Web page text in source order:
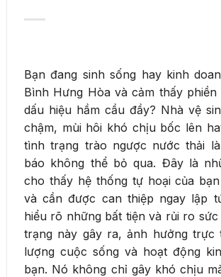
Bạn đang sinh sống hay kinh
Bình Hưng Hòa và cảm thấy
dấu hiệu hầm cầu đầy? Nhà vệ
chậm, mùi hôi khó chịu bốc lên
tình trạng trào ngược nước thải
báo không thể bỏ qua. Đây là
cho thấy hệ thống tự hoại của
và cần được can thiệp ngay lập
hiểu rõ những bất tiện và rủi ro
trạng này gây ra, ảnh hưởng trực
lượng cuộc sống và hoạt động
bạn. Nó không chỉ gây khó chịu